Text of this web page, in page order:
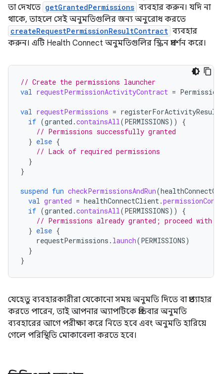
তা দেখতে getGrantedPermissions ব্যবহার করুন। যদি না
থাকে, তাহলে সেই অনুমতিগুলির জন্য অনুরোধ করতে
createRequestPermissionResultContract ব্যবহার
করুন। এটি Health Connect অনুমতিগুলির স্ক্রিন প্রদর্শন করে।
// Create the permissions launcher
val requestPermissionActivityContract =
val requestPermissions = registerForActivityResult
if (granted .containsAll(PERMISSIONS))
{
// Permissions successfully granted
} else {
// Lack of required permissions
}
}
suspend fun checkPermissionsAndRun(
val granted = healthConnectClient.
if (granted .containsAll(PERMISSIONS))
{
// Permissions already granted; proceed with
} else {
requestPermissions . launch(PERMISSIONS)
}
}
যেহেতু ব্যবহারকারীরা যেকোনো সময় অনুমতি দিতে বা প্রত্যাহার
করতে পারেন, তাই আপনার অ্যাপটিকে প্রতিবার অনুমতি
ব্যবহারের আগে পরীক্ষা করে নিতে হবে এবং অনুমতি হারিয়ে
গেলে পরিস্থিতি মোকাবেলা করতে হবে।